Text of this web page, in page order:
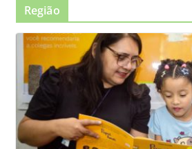
Região